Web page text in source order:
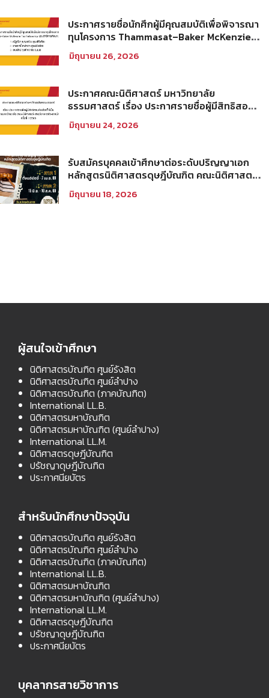
ประกาศรายชื่อนักศึกผู้มีคุณสมบัติเพื่อพิจารณา
ทุนโครงการ Thammasat–Baker McKenzie
Tax Fellowship ประจำปีการศึกษา 2569
มิถุนายน 26, 2026
ประกาศคณะนิติศาสตร์ มหาวิทยาลัย
ธรรมศาสตร์ เรื่อง ประกาศรายชื่อผู้มีสิทธิสอบ
คัดเลือกให้เป็นพนักงานมหาวิทยาลัย (คณะ
นิติศาสตร์) สายวิชาการประเภทนักวิจัย ครั้งที่
มิถุนายน 24, 2026
รับสมัครบุคคลเข้าศึกษาต่อระดับปริญญาเอก
หลักสูตรนิติศาสตรดุษฎีบัณฑิต คณะนิติศาสตร์
มหาวิทยาลัยธรรมศาสตร์ ประจำภาคการศึกษา
ที่ 2 ปีการศึกษา 2569
มิถุนายน 18, 2026
ผู้สนใจเข้าศึกษา
นิติศาสตรบัณฑิต ศูนย์รังสิต
นิติศาสตรบัณฑิต ศูนย์ลำปาง
นิติศาสตรบัณฑิต (ภาคบัณฑิต)
International LL.B.
นิติศาสตรมหาบัณฑิต
นิติศาสตรมหาบัณฑิต (ศูนย์ลำปาง)
International LL.M.
นิติศาสตรดุษฎีบัณฑิต
ปรัชญาดุษฎีบัณฑิต
ประกาศนียบัตร
สำหรับนักศึกษาปัจจุบัน
นิติศาสตรบัณฑิต ศูนย์รังสิต
นิติศาสตรบัณฑิต ศูนย์ลำปาง
นิติศาสตรบัณฑิต (ภาคบัณฑิต)
International LL.B.
นิติศาสตรมหาบัณฑิต
นิติศาสตรมหาบัณฑิต (ศูนย์ลำปาง)
International LL.M.
นิติศาสตรดุษฎีบัณฑิต
ปรัชญาดุษฎีบัณฑิต
ประกาศนียบัตร
บุคลากรสายวิชาการ